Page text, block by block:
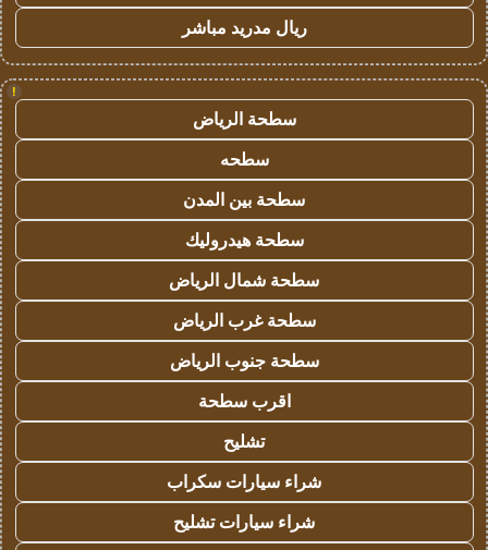
ريال مدريد مباشر
!
سطحة الرياض
سطحه
سطحة بين المدن
سطحة هيدروليك
سطحة شمال الرياض
سطحة غرب الرياض
سطحة جنوب الرياض
اقرب سطحة
تشليح
شراء سيارات سكراب
شراء سيارات تشليح